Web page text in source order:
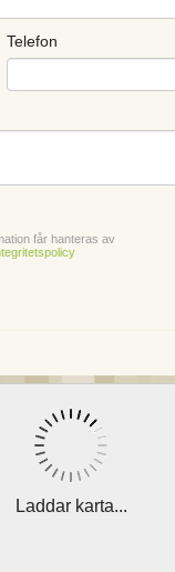
Telefon
får hanteras av
Laddar karta...